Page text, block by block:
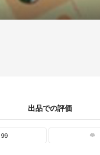
出品での評価
99